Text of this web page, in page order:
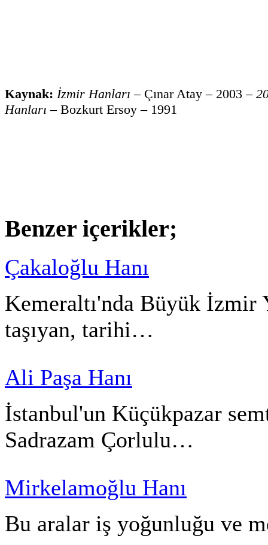
Kaynak: İzmir Hanları – Çınar Atay – 2003 –
Hanları – Bozkurt Ersoy – 1991
Benzer içerikler;
Çakaloğlu Hanı
Kemeraltı'nda Büyük İzmir
taşıyan, tarihi…
Ali Paşa Hanı
İstanbul'un Küçükpazar
Sadrazam Çorlulu…
Mirkelamoğlu Hanı
Bu aralar iş yoğunluğu ve